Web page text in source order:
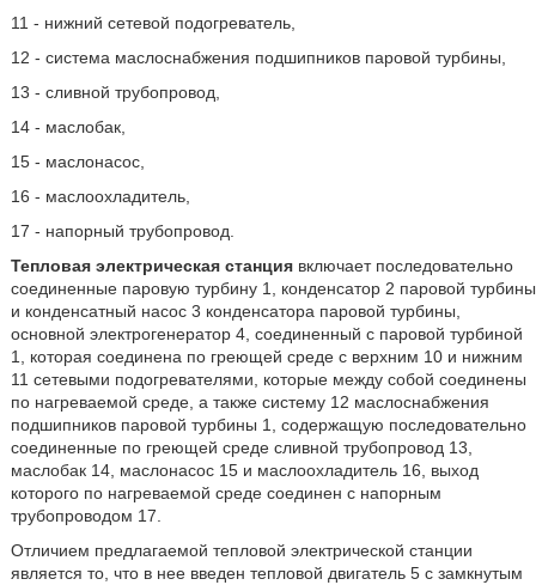
11 - нижний сетевой подогреватель,
12 - система маслоснабжения подшипников паровой турбины,
13 - сливной трубопровод,
14 - маслобак,
15 - маслонасос,
16 - маслоохладитель,
17 - напорный трубопровод.
Тепловая электрическая станциявключает последовательно
соединенные паровую турбину 1, конденсатор 2 паровой турбины
и конденсатный насос 3 конденсатора паровой турбины,
основной электрогенератор 4, соединенный с паровой турбиной
1, которая соединена по греющей среде с верхним 10 и нижним
11 сетевыми подогревателями, которые между собой соединены
по нагреваемой среде, а также систему 12 маслоснабжения
подшипников паровой турбины 1, содержащую последовательно
соединенные по греющей среде сливной трубопровод 13,
маслобак 14, маслонасос 15 и маслоохладитель 16, выход
которого по нагреваемой среде соединен с напорным
трубопроводом 17.
Отличием предлагаемой тепловой электрической станции
является то, что в нее введен тепловой двигатель 5 с замкнутым